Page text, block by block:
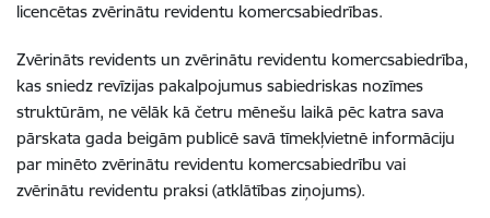
licencētas zvērinātu revidentu komercsabiedrības.
Zvērināts revidents un zvērinātu revidentu komercsabiedrība,
kas sniedz revīzijas pakalpojumus sabiedriskas nozīmes
struktūrām, ne vēlāk kā četru mēnešu laikā pēc katra sava
pārskata gada beigām publicē savā tīmekļvietnē informāciju
par minēto zvērinātu revidentu komercsabiedrību vai
zvērinātu revidentu praksi (atklātības ziņojums).